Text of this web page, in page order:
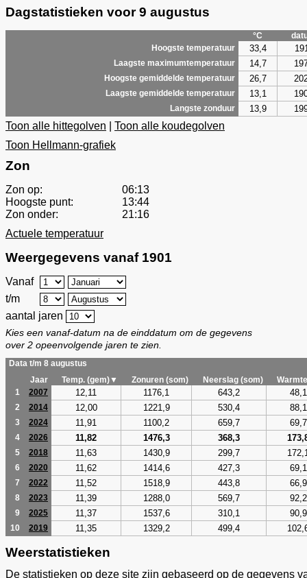
Dagstatistieken voor 9 augustus
°C
Hoogste temperatuur
33,4
Laagste maximumtemperatuur 14,7
Hoogste gemiddelde temperatuur 26,7
Laagste gemiddelde temperatuur 13,1
Langste zonduur 13,9
Toon alle hittegolven
Toon alle koudegolven
Toon Hellmann-grafiek
Zon
Zon op:
06:13
Hoogste punt:
13:44
Zon onder:
21:16
Actuele temperatuur
Weergegevens vanaf 1901
Vanaf
t/m
aantal jaren
Kies een vanaf-datum na de einddatum om de gegevens
over 2 opeenvolgende jaren te zien.
Data t/m 8 augustus
Jaar
Temp. (gem)▼ Zonuren (som) Neerslag (som)
1
2007 12,11 1176,1 643,2 48,1
2 2014 12,00 1221,9 530,4 88,1
3 2024 11,91 1100,2 659,7 69,7
4 2026 11,82 1476,3 368,3
5 2018 11,63 1430,9 299,7
6 2020 11,62 1414,6 427,3 69,1
7 2022 11,52 1518,9 443,8 66,9
8 2023 11,39 1288,0 569,7 92,2
9 2025 11,37 1537,6 310,1 90,9
10 2019 11,35 1329,2 499,4
Weerstatistieken
De statistieken op deze site zijn gebaseerd op de gegevens